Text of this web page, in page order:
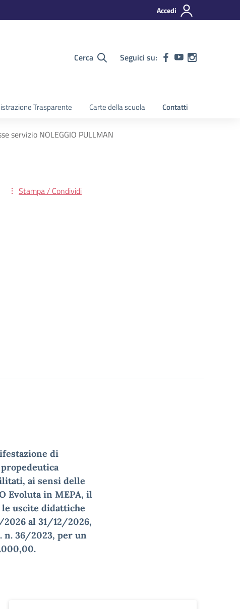
Accedi
Cerca Seguici su:
Trasparente Carte della scuola Contatti
servizio NOLEGGIO PULLMAN
Stampa / Condividi
di
ai sensi delle
Evoluta in MEPA, il
uscite didattiche
al 31/12/2026,
n. 36/2023, per un